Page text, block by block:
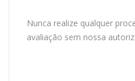
Nunca realize qualquer
avaliação sem nossa